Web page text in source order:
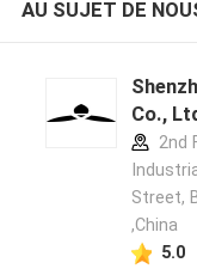
AU SUJET DE
Co.,
2nd
Street,
,China
5.0